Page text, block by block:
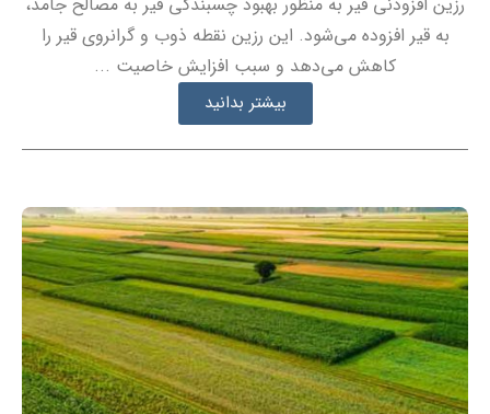
به قیر افزوده می‌شود. این رزین نقطه ذوب و گرانروی قیر را
کاهش می‌دهد و سبب افزایش خاصیت ...
بیشتر بدانید